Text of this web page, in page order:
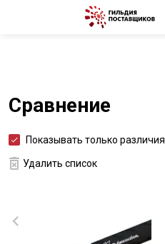
Сравнение
Показывать только различия
Удалить список